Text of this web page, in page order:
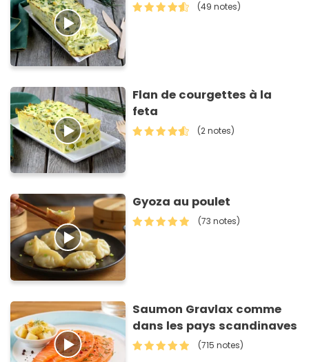
(49 notes)
Flan de courgettes à la
feta
(2 notes)
Gyoza au poulet
(73 notes)
Saumon Gravlax comme
dans les pays scandinaves
(715 notes)